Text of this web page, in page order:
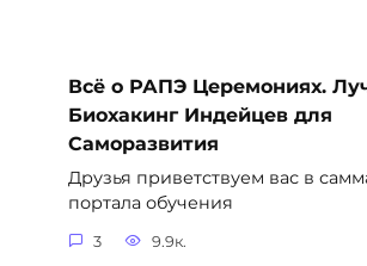
Всё о РАПЭ Церемониях.
Биохакинг Индейцев для
Саморазвития
Друзья приветствуем вас в
портала обучения
3 9.9к.